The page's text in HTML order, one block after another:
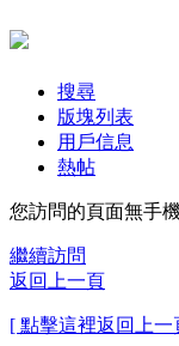
搜尋
版塊列表
用戶信息
熱帖
您訪問的頁面無手
繼續訪問
返回上一頁
[ 點擊這裡返回上一